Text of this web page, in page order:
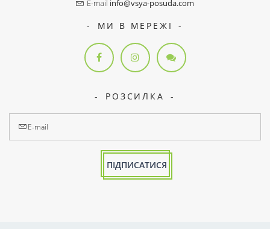
E-mail info@vsya-posuda.com
МИ В МЕРЕЖІ
РОЗСИЛКА
ПІДПИСАТИСЯ